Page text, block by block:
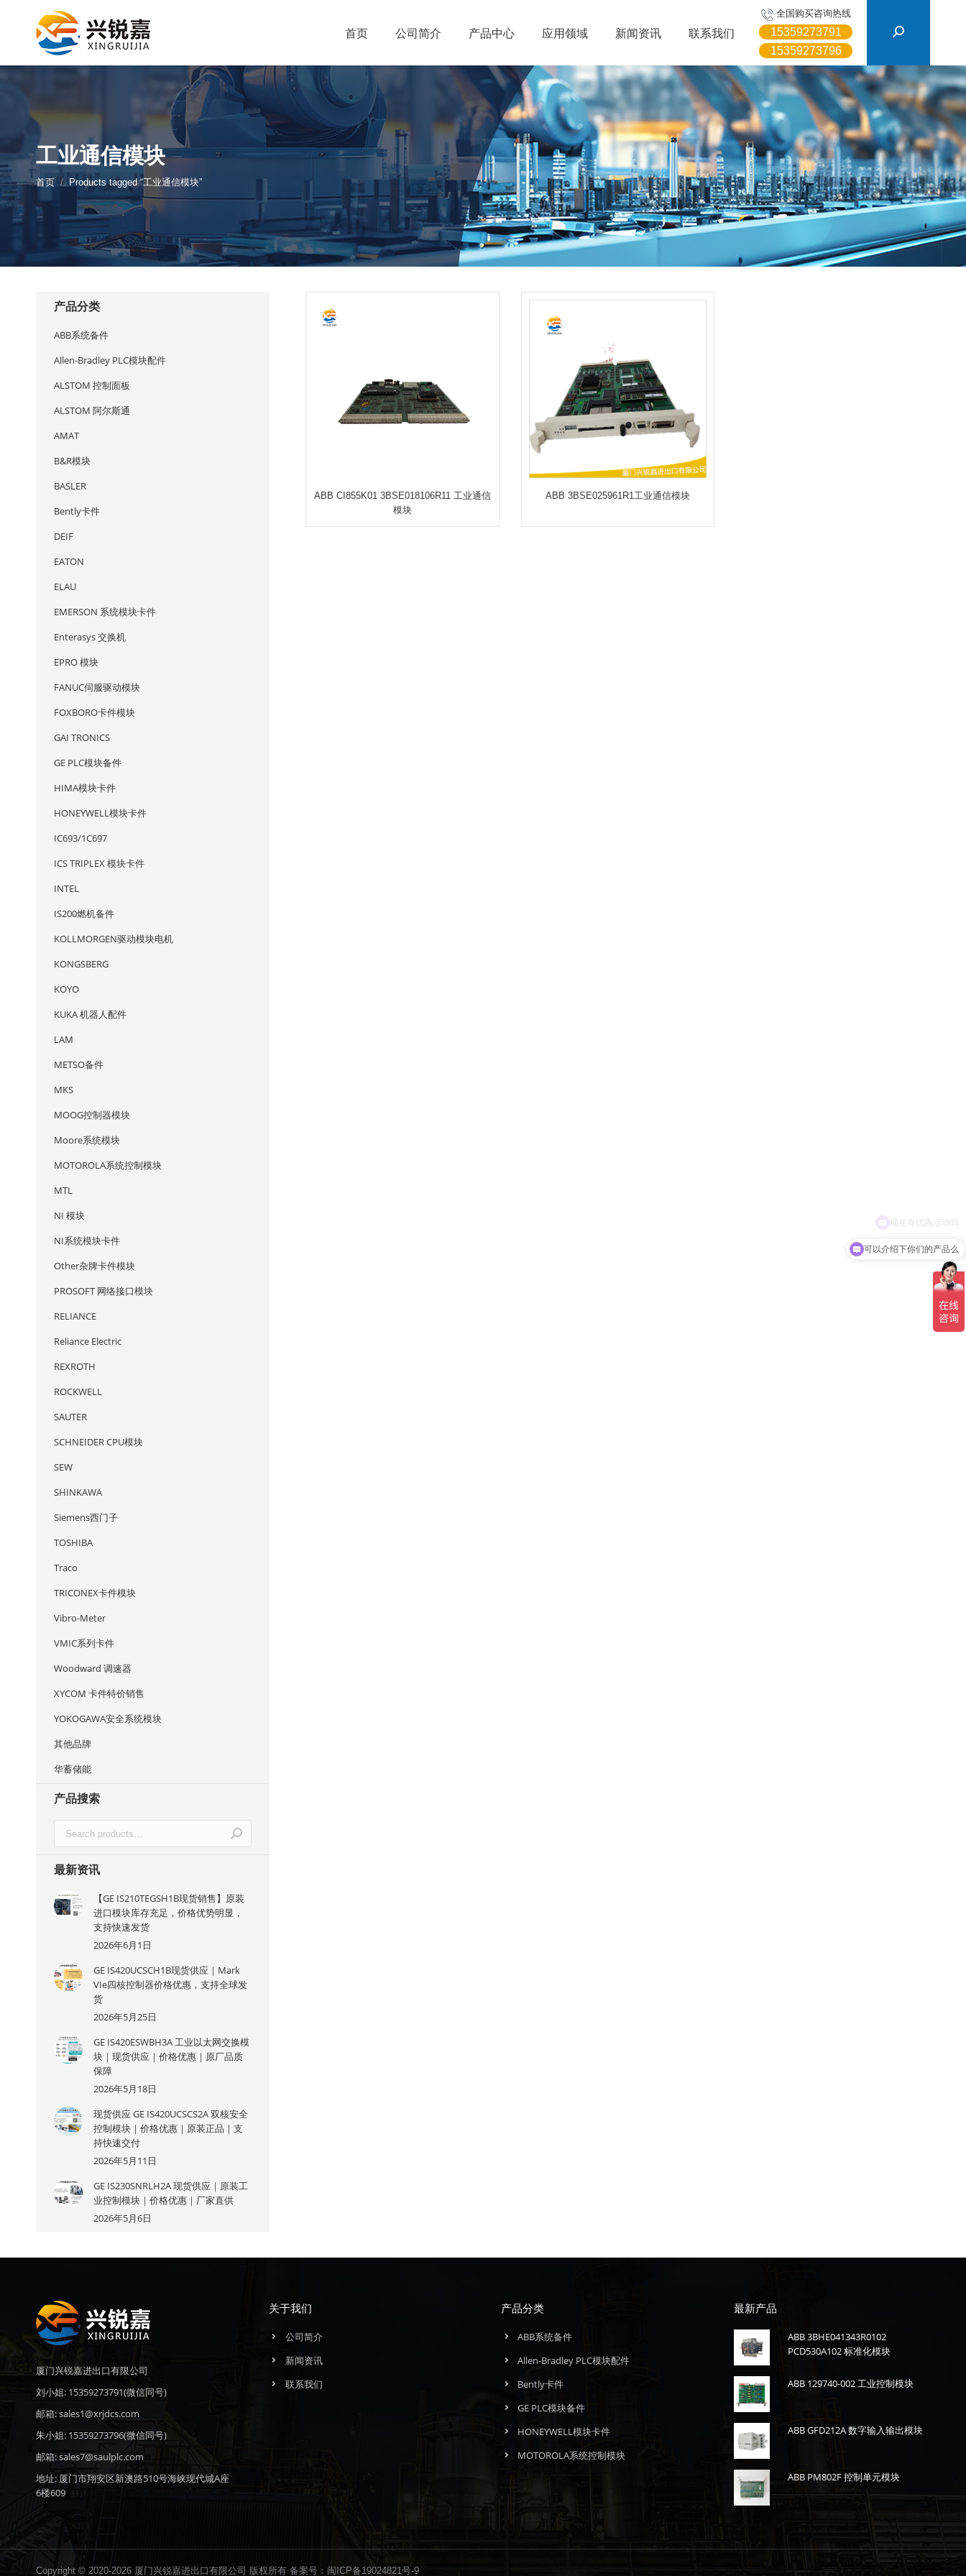
首页 公司简介 产品中心 应用领域 新闻资讯 联系我们
全国购买咨询热线
15359273791
15359273796
工业通信模块
您的位置：
首页 Products tagged “工业通信模块”
ABB CI855K01 3BSE018106R11 工业通信
模块
ABB 3BSE025961R1工业通信模块
产品分类
ABB系统备件
Allen-Bradley PLC模块配件
ALSTOM 控制面板
ALSTOM 阿尔斯通
AMAT
B&R模块
BASLER
Bently卡件
DEIF
EATON
ELAU
EMERSON 系统模块卡件
Enterasys 交换机
EPRO 模块
FANUC伺服驱动模块
FOXBORO卡件模块
GAI TRONICS
GE PLC模块备件
HIMA模块卡件
HONEYWELL模块卡件
IC693/1C697
ICS TRIPLEX 模块卡件
INTEL
IS200燃机备件
KOLLMORGEN驱动模块电机
KONGSBERG
KOYO
KUKA 机器人配件
LAM
METSO备件
MKS
MOOG控制器模块
Moore系统模块
MOTOROLA系统控制模块
MTL
NI 模块
NI系统模块卡件
Other杂牌卡件模块
PROSOFT 网络接口模块
RELIANCE
Reliance Electric
REXROTH
ROCKWELL
SAUTER
SCHNEIDER CPU模块
SEW
SHINKAWA
Siemens西门子
TOSHIBA
Traco
TRICONEX卡件模块
Vibro-Meter
VMIC系列卡件
Woodward 调速器
XYCOM 卡件特价销售
YOKOGAWA安全系统模块
其他品牌
华蓄储能
产品搜索
最新资讯
【GE IS210TEGSH1B现货销售】原装
进口模块库存充足，价格优势明显，
支持快速发货
2026年6月1日
GE IS420UCSCH1B现货供应｜Mark
VIe四核控制器价格优惠，支持全球发
货
2026年5月25日
GE IS420ESWBH3A 工业以太网交换模
块｜现货供应｜价格优惠｜原厂品质
保障
2026年5月18日
现货供应 GE IS420UCSCS2A 双核安全
控制模块｜价格优惠｜原装正品｜支
持快速交付
2026年5月11日
GE IS230SNRLH2A 现货供应｜原装工
业控制模块｜价格优惠｜厂家直供
2026年5月6日
厦门兴锐嘉进出口有限公司
刘小姐: 15359273791(微信同号)
邮箱: sales1@xrjdcs.com
朱小姐: 15359273796(微信同号)
邮箱: sales7@saulplc.com
地址: 厦门市翔安区新澳路510号海峡现代城A座
6楼609
关于我们
公司简介
新闻资讯
联系我们
产品分类
ABB系统备件
Allen-Bradley PLC模块配件
Bently卡件
GE PLC模块备件
HONEYWELL模块卡件
MOTOROLA系统控制模块
最新产品
ABB 3BHE041343R0102
PCD530A102 标准化模块
ABB 129740-002 工业控制模块
ABB GFD212A 数字输入输出模块
ABB PM802F 控制单元模块
Copyright © 2020-2026 厦门兴锐嘉进出口有限公司 版权所有 备案号： 闽ICP备19024821号-9
可以介绍下你们的产品么